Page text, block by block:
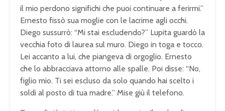
il mio perdono significhi che puoi continuare a ferirmi.”
Ernesto fissò sua moglie con le lacrime agli occhi.
Diego sussurrò: “Mi stai escludendo?” Lupita guardò la
vecchia foto di laurea sul muro. Diego in toga e tocco.
Lei accanto a lui, che piangeva di orgoglio. Ernesto
che lo abbracciava attorno alle spalle. Poi disse: “No,
figlio mio. Ti sei escluso da solo quando hai scelto i
soldi al posto di tua madre.” Mise giù il telefono.